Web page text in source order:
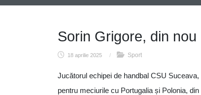
Sorin Grigore, din
18 aprilie 2025 / Sport
Jucătorul echipei de handbal CSU
pentru meciurile cu Portugalia și Polonia,